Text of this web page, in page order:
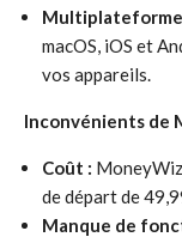
macOS, iOS et
vos appareils.
Inconvénients de
Coût :
de départ de
Manque de